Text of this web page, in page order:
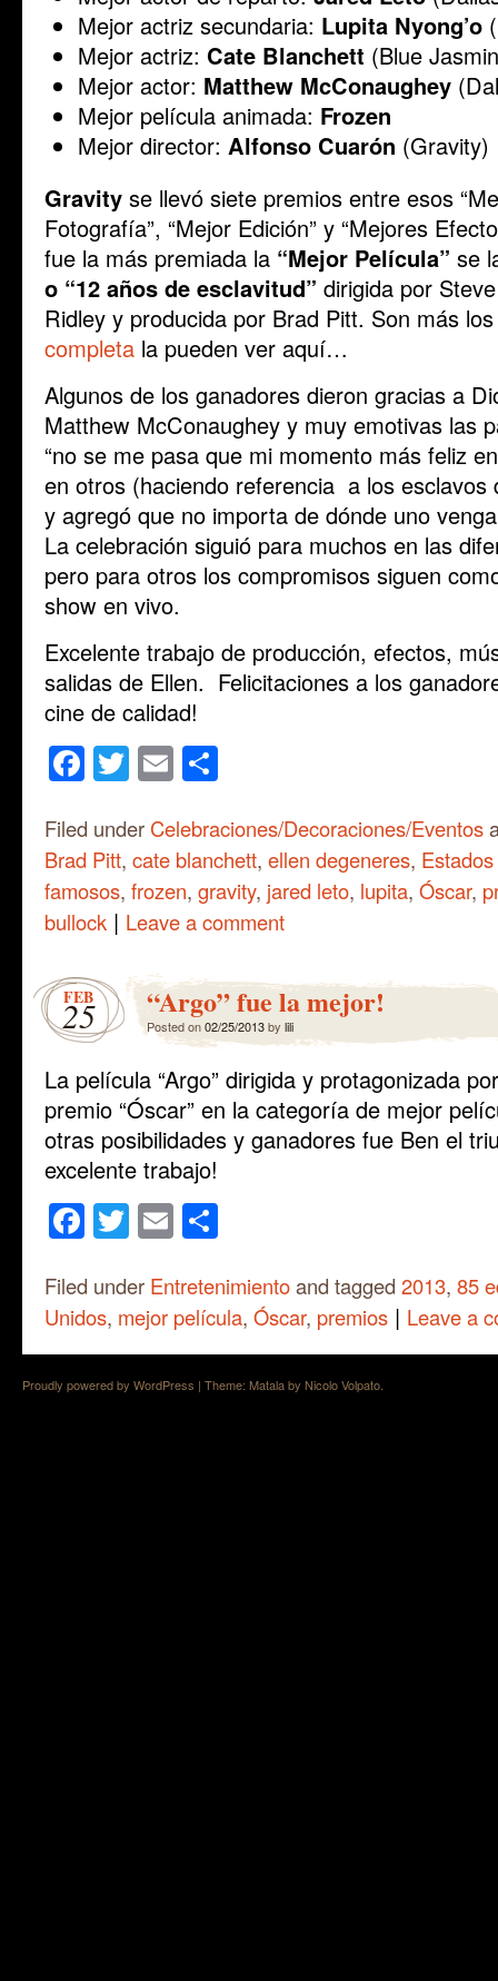
Mejor actriz secundaria: Lupita Nyong’o
Mejor actriz: Cate Blanchett (Blue
Mejor actor: Matthew McConaughey
Mejor película animada: Frozen
Mejor director: Alfonso Cuarón (Gravity)
Gravity se llevó siete premios entre esos
Fotografía”, “Mejor Edición” y “Mejores
fue la más premiada la “Mejor Película” se
o “12 años de esclavitud” dirigida por
Ridley y producida por Brad Pitt. Son más
completa la pueden ver aquí…
Algunos de los ganadores dieron gracias a
Matthew McConaughey y muy emotivas las
“no se me pasa que mi momento más feliz
en otros (haciendo referencia a los esclavos
y agregó que no importa de dónde uno
La celebración siguió para muchos en las
pero para otros los compromisos siguen
show en vivo.
Excelente trabajo de producción, efectos,
salidas de Ellen. Felicitaciones a los
cine de calidad!
Facebook
Twitter
Email
Filed under Celebraciones/Decoraciones/Eventos
Brad Pitt, cate blanchett, ellen degeneres,
famosos, frozen, gravity, jared leto, lupita, Óscar,
bullock | Leave a comment
FEB
25 “Argo” fue la mejor!
Posted on02/25/2013by lili
La película “Argo” dirigida y protagonizada
premio “Óscar” en la categoría de mejor
otras posibilidades y ganadores fue Ben el
excelente trabajo!
Facebook
Twitter
Email
Filed under Entretenimientoand tagged 2013, 85
Unidos, mejor película, Óscar, premios | Leave a
Proudly powered by WordPress | Theme: Matala by Nicolo Volpato